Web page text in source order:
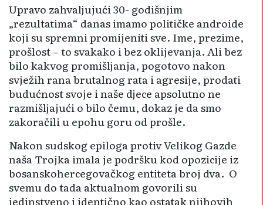
Upravo zahvaljujući 30- godišnjim
„rezultatima“ danas imamo političke androide
koji su spremni promijeniti sve. Ime, prezime,
prošlost – to svakako i bez oklijevanja. Ali bez
bilo kakvog promišljanja, pogotovo nakon
svježih rana brutalnog rata i agresije, prodati
budućnost svoje i naše djece apsolutno ne
razmišljajući o bilo čemu, dokaz je da smo
zakoračili u epohu goru od prošle.
Nakon sudskog epiloga protiv Velikog Gazde
naša Trojka imala je podršku kod opozicije iz
bosanskohercegovačkog entiteta broj dva. O
svemu do tada aktualnom govorili su
jedinstveno i identično kao ostatak njihovih